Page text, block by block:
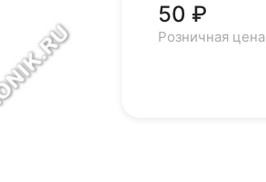
50 ₽
Розничная цена